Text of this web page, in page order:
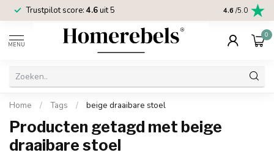
Trustpilot score: 4.6uit 5 2 jaar
4.6 /5.0
MENU
0
Home / Tags / beige draaibare stoel
Producten getagd met beige
draaibare stoel